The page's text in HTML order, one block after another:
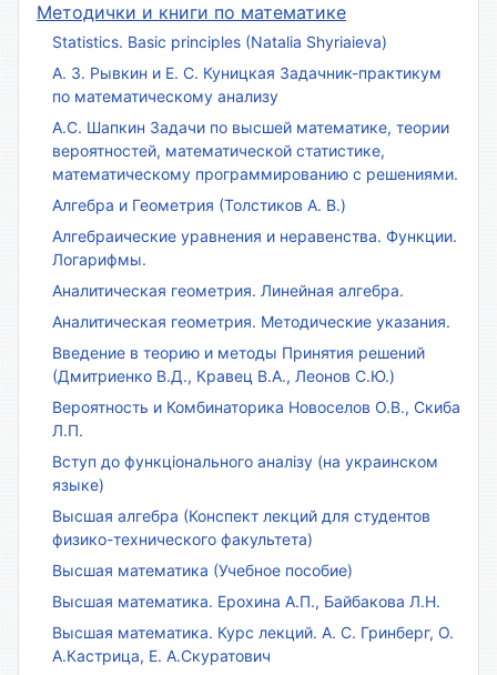
Методички и книги по математике
Statistics. Basic principles (Natalia Shyriaieva)
А. З. Рывкин и Е. С. Куницкая Задачник-практикум
по математическому анализу
А.С. Шапкин Задачи по высшей математике, теории
вероятностей, математической статистике,
математическому программированию с решениями.
Алгебра и Геометрия (Толстиков А. В.)
Алгебраические уравнения и неравенства. Функции.
Логарифмы.
Аналитическая геометрия. Линейная алгебра.
Аналитическая геометрия. Методические указания.
Введение в теорию и методы Принятия решений
(Дмитриенко В.Д., Кравец В.А., Леонов С.Ю.)
Вероятность и Комбинаторика Новоселов О.В., Скиба
Л.П.
Вступ до функціонального аналізу (на украинском
языке)
Высшая алгебра (Конспект лекций для студентов
физико-технического факультета)
Высшая математика (Учебное пособие)
Высшая математика. Ерохина А.П., Байбакова Л.Н.
Высшая математика. Курс лекций. А. С. Гринберг, О.
А.Кастрица, Е. А.Скуратович